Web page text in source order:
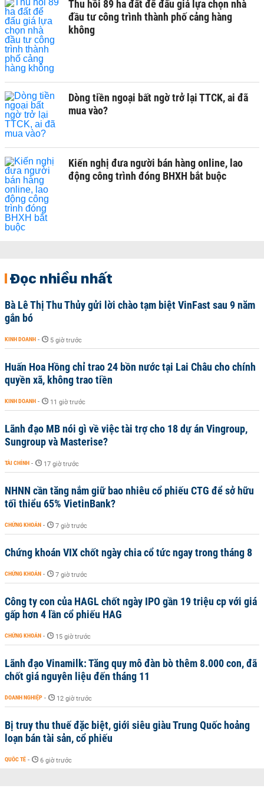
Thu hồi 89 ha đất để đấu giá lựa chọn nhà
đầu tư công trình thành phố cảng hàng
không
Dòng tiền ngoại bất ngờ trở lại TTCK, ai đã
mua vào?
Kiến nghị đưa người bán hàng online, lao
động công trình đóng BHXH bắt buộc
Đọc nhiều nhất
Bà Lê Thị Thu Thủy gửi lời chào tạm biệt VinFast sau 9 năm
gắn bó
KINH DOANH - 5 giờ trước
Huấn Hoa Hồng chỉ trao 24 bồn nước tại Lai Châu cho chính
quyền xã, không trao tiền
KINH DOANH - 11 giờ trước
Lãnh đạo MB nói gì về việc tài trợ cho 18 dự án Vingroup,
Sungroup và Masterise?
TÀI CHÍNH - 17 giờ trước
NHNN cần tăng nắm giữ bao nhiêu cổ phiếu CTG để sở hữu
tối thiểu 65% VietinBank?
CHỨNG KHOÁN - 7 giờ trước
Chứng khoán VIX chốt ngày chia cổ tức ngay trong tháng 8
CHỨNG KHOÁN - 7 giờ trước
Công ty con của HAGL chốt ngày IPO gần 19 triệu cp với giá
gấp hơn 4 lần cổ phiếu HAG
CHỨNG KHOÁN - 15 giờ trước
Lãnh đạo Vinamilk: Tăng quy mô đàn bò thêm 8.000 con, đã
chốt giá nguyên liệu đến tháng 11
DOANH NGHIỆP - 12 giờ trước
Bị truy thu thuế đặc biệt, giới siêu giàu Trung Quốc hoảng
loạn bán tài sản, cổ phiếu
QUỐC TẾ - 6 giờ trước